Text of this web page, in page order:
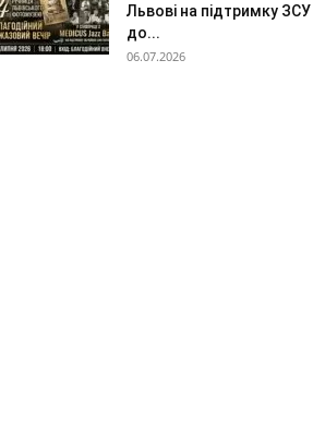
Львові на підтримку ЗСУ
до...
06.07.2026